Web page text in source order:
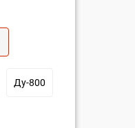
Ду-800